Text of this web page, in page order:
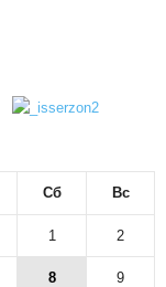
Сб Вс
1 2
8 9